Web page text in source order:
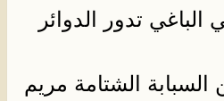
الباغي تدور الدوائر
السبابة الشتامة مريم